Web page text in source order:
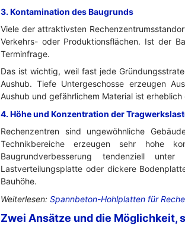
3. Kontamination des Baugrunds
Viele der attraktivsten
Verkehrs- oder Produktionsflächen. Ist der
Terminfrage.
Das ist wichtig, weil fast jede
Aushub. Tiefe Untergeschosse erzeugen
Aushub und gefährlichem Material ist
4. Höhe und Konzentration der
Rechenzentren sind ungewöhnliche
Technikbereiche erzeugen sehr hohe
Baugrundverbesserung tendenziell
Lastverteilungsplatte oder dickere
Bauhöhe.
Weiterlesen: Spannbeton-Hohlplatten für
Zwei Ansätze und die Möglichkeit,